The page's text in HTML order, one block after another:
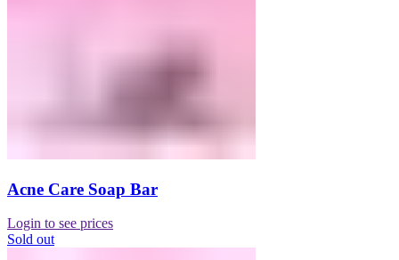
Acne Care Soap Bar
Login to see prices
Sold out